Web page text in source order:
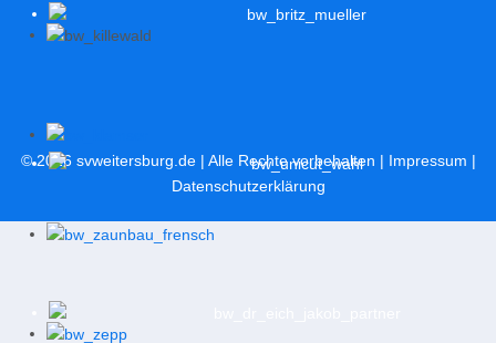
© 2026 svweitersburg.de| Alle Rechte vorbehalten | Impressum |
Datenschutzerklärung